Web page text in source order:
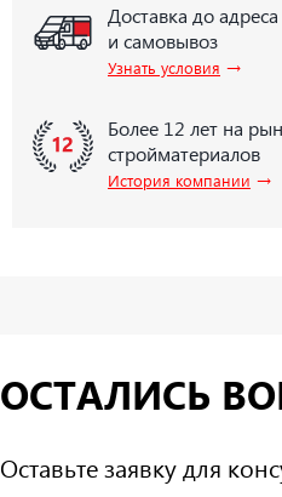
Доставка до адреса
и самовывоз
Узнать условия →
Более 12 лет на
стройматериалов
История компании →
ОСТАЛИСЬ
Оставьте заявку для